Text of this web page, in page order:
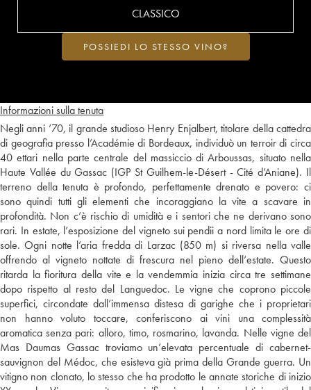
Informazioni sulla tenuta
Negli anni ’70, il grande studioso Henry Enjalbert, titolare della cattedra
di geografia presso l’Académie di Bordeaux, individuò un terroir di circa
40 ettari nella parte centrale del massiccio di Arboussas, situato nella
Haute Vallée du Gassac (IGP St Guilhem-le-Désert - Cité d’Aniane). Il
terreno della tenuta è profondo, perfettamente drenato e povero: ci
sono quindi tutti gli elementi che incoraggiano la vite a scavare in
profondità. Non c’è rischio di umidità e i sentori che ne derivano sono
rari. In estate, l’esposizione del vigneto sui pendii a nord limita le ore di
sole. Ogni notte l’aria fredda di Larzac (850 m) si riversa nella valle
offrendo al vigneto nottate di frescura nel pieno dell’estate. Questo
ritarda la fioritura della vite e la vendemmia inizia circa tre settimane
dopo rispetto al resto del Languedoc. Le vigne che coprono piccole
superfici, circondate dall’immensa distesa di garighe che i proprietari
non hanno voluto toccare, conferiscono ai vini una complessità
aromatica senza pari: alloro, timo, rosmarino, lavanda. Nelle vigne del
Mas Daumas Gassac troviamo un’elevata percentuale di cabernet-
sauvignon del Médoc, che esisteva già prima della Grande guerra. Un
vitigno non clonato, lo stesso che ha prodotto le annate storiche di inizio
CLASSICO
POSSIEDI LO STESSO VINO?